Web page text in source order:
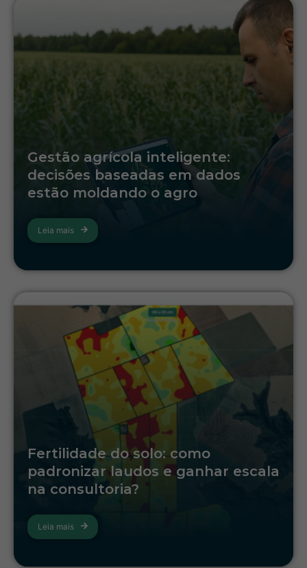
Gestão agrícola inteligente:
decisões baseadas em dados
estão moldando o agro
Leia mais
Fertilidade do solo: como
padronizar laudos e ganhar escala
na consultoria?
Leia mais